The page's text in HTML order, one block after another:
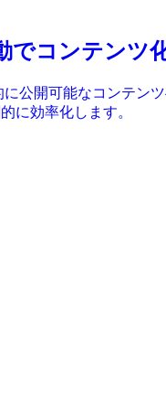
でコンテン
公開可能なコンテン
に効率化します。